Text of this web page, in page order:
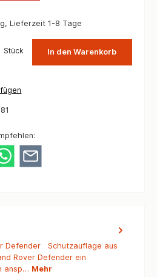
Lieferzeit 1-8 Tage
Stück In den Warenkorb
Defender Schutzauflage aus
Rover Defender ein
ansp… Mehr